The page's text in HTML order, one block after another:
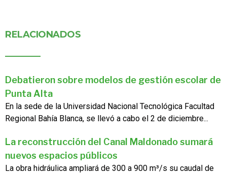
RELACIONADOS
Debatieron sobre modelos de gestión escolar de
Punta Alta
En la sede de la Universidad Nacional Tecnológica Facultad
Regional Bahía Blanca, se llevó a cabo el 2 de diciembre...
La reconstrucción del Canal Maldonado sumará
nuevos espacios públicos
La obra hidráulica ampliará de 300 a 900 m³/s su caudal de